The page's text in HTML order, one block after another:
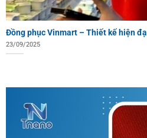
Đồng phục Vinmart – Thiết kế hiện
23/09/2025